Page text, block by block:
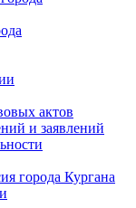
актов
и заявлений
города Кургана